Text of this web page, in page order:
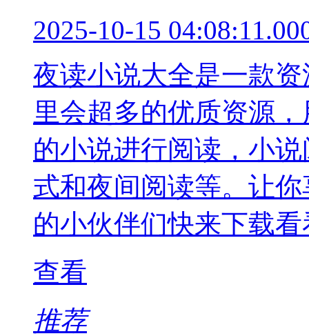
2025-10-15
夜读小说大全是一款
里会超多的优质资源
的小说进行阅读，小
式和夜间阅读等。让
的小伙伴们快来下载
查看
推荐